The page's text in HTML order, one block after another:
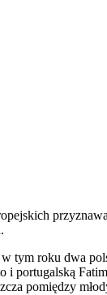
tym roku dwa
portugalską
pomiędzy